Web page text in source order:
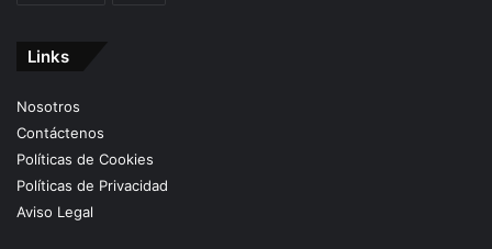
Links
Nosotros
Contáctenos
Políticas de Cookies
Políticas de Privacidad
Aviso Legal